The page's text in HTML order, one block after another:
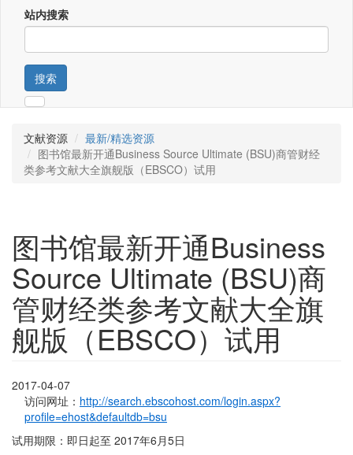
站内搜索
搜索
文献资源
最新/精选资源
图书馆最新开通Business Source Ultimate (BSU)商管财经
类参考文献大全旗舰版（EBSCO）试用
图书馆最新开通Business
Source Ultimate (BSU)商
管财经类参考文献大全旗
舰版（EBSCO）试用
2017-04-07
访问网址： http://search.ebscohost.com/login.aspx?
profile=ehost&defaultdb=bsu
试用期限：即日起至 2017年6月5日